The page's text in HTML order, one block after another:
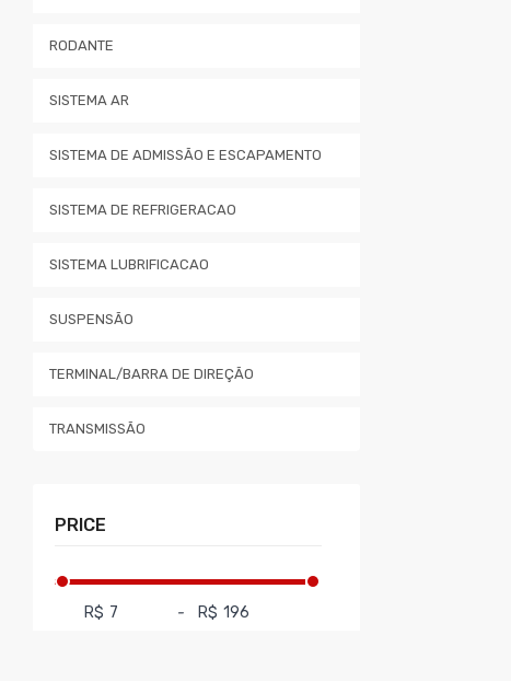
PRICE
R$ - R$
RODANTE
SISTEMA AR
SISTEMA DE ADMISSÃO E ESCAPAMENTO
SISTEMA DE REFRIGERACAO
SISTEMA LUBRIFICACAO
SUSPENSÃO
TERMINAL/BARRA DE DIREÇÃO
TRANSMISSÃO